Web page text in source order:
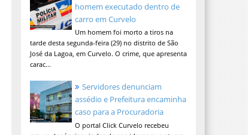
homem executado dentro de
carro em Curvelo
Um homem foi morto a tiros na
tarde desta segunda-feira (29) no distrito de São
José da Lagoa, em Curvelo. O crime, que apresenta
carac...
Servidores denunciam
assédio e Prefeitura encaminha
caso para a Procuradoria
O portal Click Curvelo recebeu